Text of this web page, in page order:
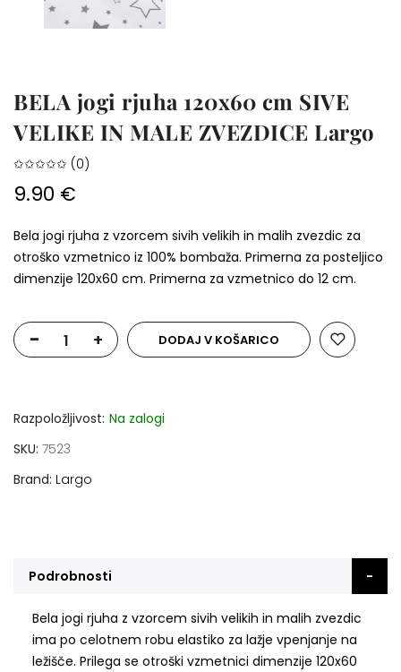
BELA jogi rjuha 120x60 cm SIVE
VELIKE IN MALE ZVEZDICE Largo
✩✩✩✩✩ (0)
9.90 €
Bela jogi rjuha z vzorcem sivih velikih in malih zvezdic za
otroško vzmetnico iz 100% bombaža. Primerna za posteljico
dimenzije 120x60 cm. Primerna za vzmetnico do 12 cm.
- + DODAJ V KOŠARICO
Razpoložljivost: Na zalogi
SKU 7523
Brand Largo
Podrobnosti
Bela jogi rjuha z vzorcem sivih velikih in malih zvezdic
ima po celotnem robu elastiko za lažje vpenjanje na
ležišče. Prilega se otroški vzmetnici dimenzije 120x60